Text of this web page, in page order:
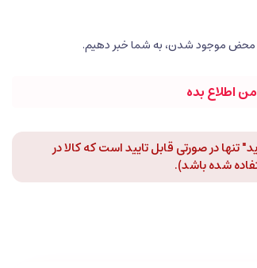
اطلاع بده
در صورتی قابل تایید است که کالا در
شده باشد).